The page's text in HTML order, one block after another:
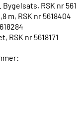
RSK nr
m, RSK nr 5618404
RSK nr 5618171